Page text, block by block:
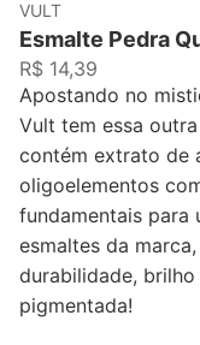
VULT
Esmalte Pedra
R$ 14,39
Apostando no
Vult tem essa
contém extrato de
oligoelementos
fundamentais para
esmaltes da
durabilidade,
pigmentada!